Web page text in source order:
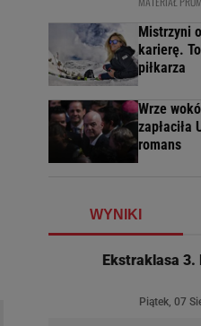
Mistrzyni
karierę.
piłkarza
Wrze
zapłaciła
romans
WYNIKI
Ekstraklasa 3.
Piątek, 07